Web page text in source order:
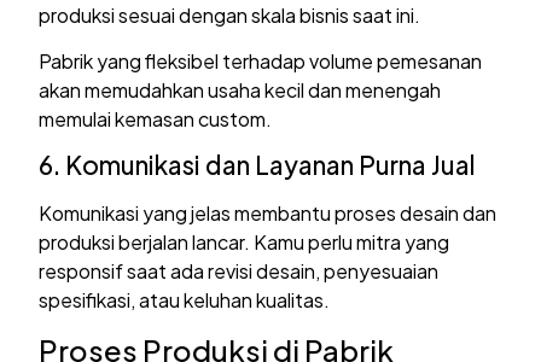
produksi sesuai dengan skala bisnis saat ini.
Pabrik yang fleksibel terhadap volume pemesanan
akan memudahkan usaha kecil dan menengah
memulai kemasan custom.
6. Komunikasi dan Layanan Purna Jual
Komunikasi yang jelas membantu proses desain dan
produksi berjalan lancar. Kamu perlu mitra yang
responsif saat ada revisi desain, penyesuaian
spesifikasi, atau keluhan kualitas.
Proses Produksi di Pabrik